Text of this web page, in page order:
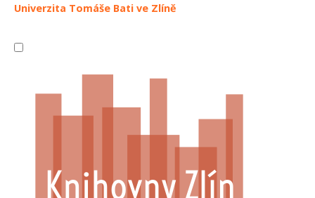
Univerzita Tomáše Bati ve Zlíně